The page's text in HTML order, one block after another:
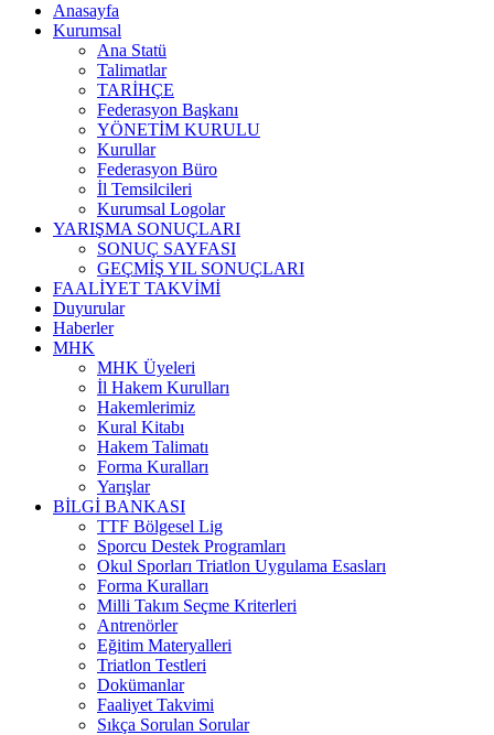
Anasayfa
Kurumsal
Ana Statü
Talimatlar
TARİHÇE
Federasyon Başkanı
YÖNETİM KURULU
Kurullar
Federasyon Büro
İl Temsilcileri
Kurumsal Logolar
YARIŞMA SONUÇLARI
SONUÇ SAYFASI
GEÇMİŞ YIL SONUÇLARI
FAALİYET TAKVİMİ
Duyurular
Haberler
MHK
MHK Üyeleri
İl Hakem Kurulları
Hakemlerimiz
Kural Kitabı
Hakem Talimatı
Forma Kuralları
Yarışlar
BİLGİ BANKASI
TTF Bölgesel Lig
Sporcu Destek Programları
Okul Sporları Triatlon Uygulama Esasları
Forma Kuralları
Milli Takım Seçme Kriterleri
Antrenörler
Eğitim Materyalleri
Triatlon Testleri
Dokümanlar
Faaliyet Takvimi
Sıkça Sorulan Sorular